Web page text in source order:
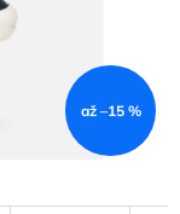
až –15 %